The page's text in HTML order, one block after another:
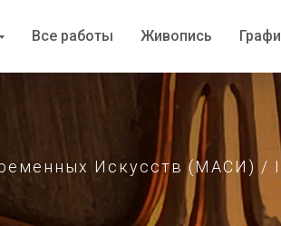
Все работы Живопись
Все работы Живопись
Искусств (МАСИ) /